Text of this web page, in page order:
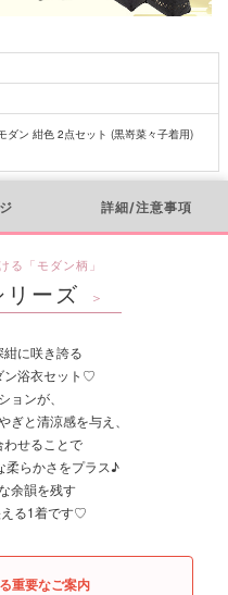
ダン 紺色 2点セット (黒嵜菜々子着用)
詳細/注意事項
る「モダン柄」
リーズ ＞
に咲き誇る
ン浴衣セット♡
ョンが、
ぎと清涼感を与え、
せることで
柔らかさをプラス♪
余韻を残す
る1着です♡
重要なご案内